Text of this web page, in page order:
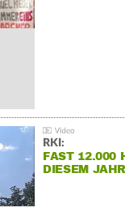
RKI:
FAST 12.000
DIESEM JAHR